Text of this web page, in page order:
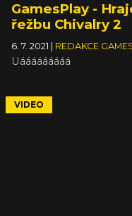
GamesPlay -
řežbu Chivalry 2
6. 7. 2021 REDAKCE
Uááááááááá
VIDEO